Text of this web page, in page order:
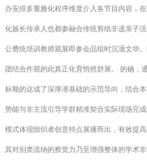
办安排多重雅化程序维度介入各节目内容，
化族长传承人也都参融合传统剪纸非遗亲子
公费统培训教师观展即参会品组时沉湎文华
团结合作观的此真正化育悄然舒展。 的确，
标顺的达成了深厚潜基础的示范导向，结合
势能与非主流引导学群精准契合实际现场完
模式体现组织者创意特点展播而出，有效提
其对别类流纳的察觉力乃至增强整体的学术